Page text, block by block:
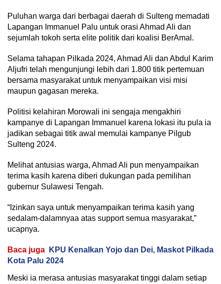
Puluhan warga dari berbagai daerah di Sulteng memadati
Lapangan Immanuel Palu untuk orasi Ahmad Ali dan
sejumlah tokoh serta elite politik dari koalisi BerAmal.
Selama tahapan Pilkada 2024, Ahmad Ali dan Abdul Karim
Aljufri telah mengunjungi lebih dari 1.800 titik pertemuan
bersama masyarakat untuk menyampaikan visi misi
maupun gagasan mereka.
Politisi kelahiran Morowali ini sengaja mengakhiri
kampanye di Lapangan Immanuel karena lokasi itu pula ia
jadikan sebagai titik awal memulai kampanye Pilgub
Sulteng 2024.
Melihat antusias warga, Ahmad Ali pun menyampaikan
terima kasih karena diberi dukungan pada pemilihan
gubernur Sulawesi Tengah.
“Izinkan saya untuk menyampaikan terima kasih yang
sedalam-dalamnyaa atas support semua masyarakat,”
ucapnya.
Baca juga
KPU Kenalkan Yojo dan Dei, Maskot Pilkada
Kota Palu 2024
Meski ia merasa antusias masyarakat tinggi dalam setiap